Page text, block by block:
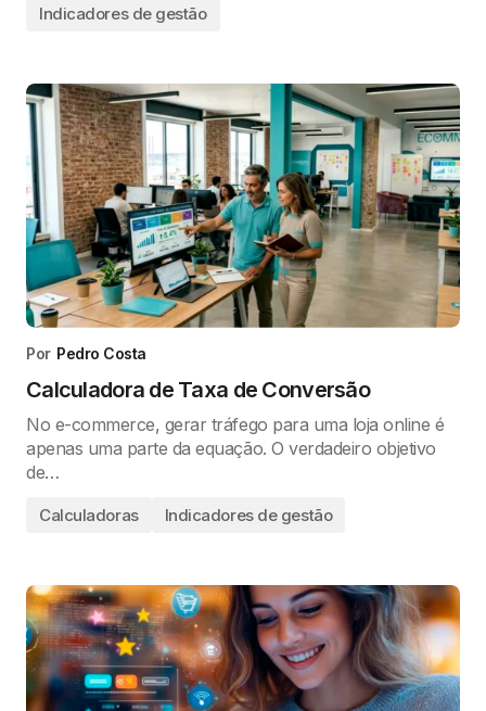
Indicadores de gestão
Por Pedro Costa
Calculadora de Taxa de Conversão
No e-commerce, gerar tráfego para uma loja online é
apenas uma parte da equação. O verdadeiro objetivo
de…
Calculadoras Indicadores de gestão